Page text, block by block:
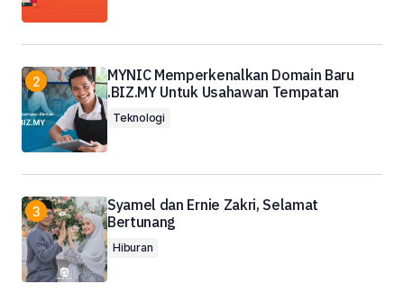
MYNIC Memperkenalkan Domain Baru
.BIZ.MY Untuk Usahawan Tempatan
Teknologi
Syamel dan Ernie Zakri, Selamat
Bertunang
Hiburan